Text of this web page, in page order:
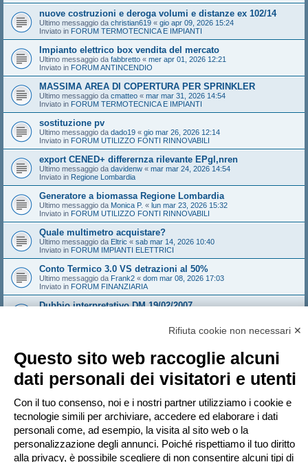
nuove costruzioni e deroga volumi e distanze ex 102/14
Ultimo messaggio da christian619 « gio apr 09, 2026 15:24
Inviato in FORUM TERMOTECNICA E IMPIANTI
Impianto elettrico box vendita del mercato
Ultimo messaggio da fabbretto « mer apr 01, 2026 12:21
Inviato in FORUM ANTINCENDIO
MASSIMA AREA DI COPERTURA PER SPRINKLER
Ultimo messaggio da cmatteo « mar mar 31, 2026 14:54
Inviato in FORUM TERMOTECNICA E IMPIANTI
sostituzione pv
Ultimo messaggio da dado19 « gio mar 26, 2026 12:14
Inviato in FORUM UTILIZZO FONTI RINNOVABILI
export CENED+ differernza rilevante EPgl,nren
Ultimo messaggio da davidenw « mar mar 24, 2026 14:54
Inviato in Regione Lombardia
Generatore a biomassa Regione Lombardia
Ultimo messaggio da Monica P. « lun mar 23, 2026 15:32
Inviato in FORUM UTILIZZO FONTI RINNOVABILI
Quale multimetro acquistare?
Ultimo messaggio da Eltric « sab mar 14, 2026 10:40
Inviato in FORUM IMPIANTI ELETTRICI
Conto Termico 3.0 VS detrazioni al 50%
Ultimo messaggio da Frank2 « dom mar 08, 2026 17:03
Inviato in FORUM FINANZIARIA
Dubbio interpretativo DM 19/02/2007
Ultimo messaggio da Sandeman
gio feb 26, 2026 14:21
Inviato inFORUM ANTINCENDIO
Sistema Valtherm mineral wood - solo i solai e i muri che
compartimentano
Ultimo messaggio da Andrew1970 «mar feb 24, 2026 16:35
Inviato inFORUM ANTINCENDIO
La ricerca ha trovato più di 1000 risultati Pagina1di20
1 2 3 4 5 … 20
Rifiuta cookie non necessari ✕
Questo sito web raccoglie alcuni
dati personali dei visitatori e utenti
Con il tuo consenso, noi e i nostri partner utilizziamo i cookie e
tecnologie simili per archiviare, accedere ed elaborare i dati
personali come, ad esempio, la visita al sito web o la
personalizzazione degli annunci. Poiché rispettiamo il tuo diritto
alla privacy, è possibile scegliere di non consentire alcuni tipi di